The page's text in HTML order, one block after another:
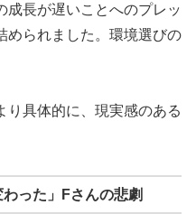
成長が遅いことへのプレッ
められました。環境選びの
り具体的に、現実感のある
った」Fさんの悲劇